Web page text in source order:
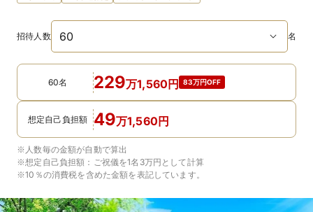
招待人数 名
60名 229万1,560円 83万円OFF
想定自己負担額 49万1,560円
※人数毎の金額が自動で算出
※想定自己負担額： ご祝儀を1名3万円 として計算
※10％の消費税を含めた金額を表記しています。